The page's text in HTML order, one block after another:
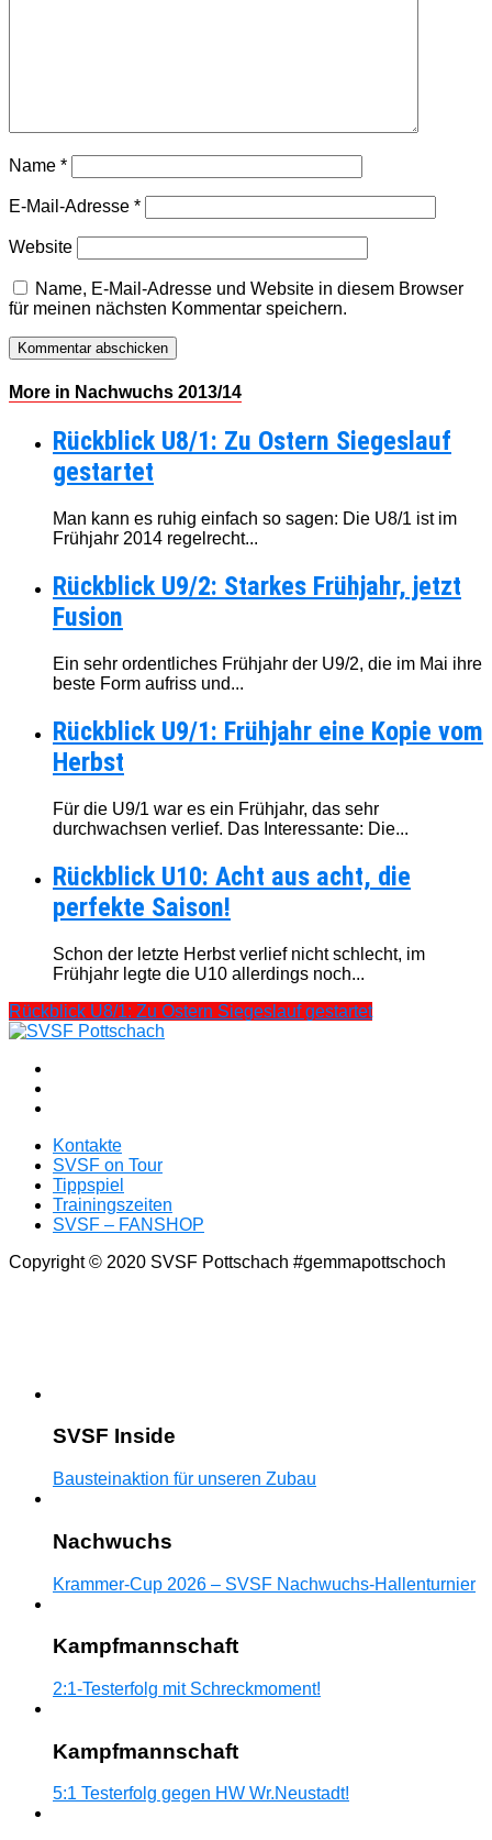
Name *
E-Mail-Adresse *
Website
Name, E-Mail-Adresse und Website in diesem Browser
für meinen nächsten Kommentar speichern.
More in Nachwuchs 2013/14
Rückblick U8/1: Zu Ostern Siegeslauf
gestartet
Man kann es ruhig einfach so sagen: Die U8/1 ist im
Frühjahr 2014 regelrecht...
Rückblick U9/2: Starkes Frühjahr, jetzt
Fusion
Ein sehr ordentliches Frühjahr der U9/2, die im Mai ihre
beste Form aufriss und...
Rückblick U9/1: Frühjahr eine Kopie vom
Herbst
Für die U9/1 war es ein Frühjahr, das sehr
durchwachsen verlief. Das Interessante: Die...
Rückblick U10: Acht aus acht, die
perfekte Saison!
Schon der letzte Herbst verlief nicht schlecht, im
Frühjahr legte die U10 allerdings noch...
Rückblick U8/1: Zu Ostern Siegeslauf gestartet
Kontakte
SVSF on Tour
Tippspiel
Trainingszeiten
SVSF – FANSHOP
Copyright © 2020 SVSF Pottschach #gemmapottschoch
SVSF Inside
Bausteinaktion für unseren Zubau
Nachwuchs
Krammer-Cup 2026 – SVSF Nachwuchs-Hallenturnier
Kampfmannschaft
2:1-Testerfolg mit Schreckmoment!
Kampfmannschaft
5:1 Testerfolg gegen HW Wr.Neustadt!